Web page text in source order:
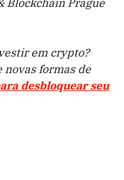
Blockchain Prague
em crypto?
novas formas de
desbloquear seu